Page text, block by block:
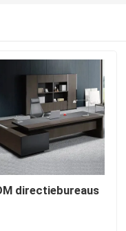
directiebureaus